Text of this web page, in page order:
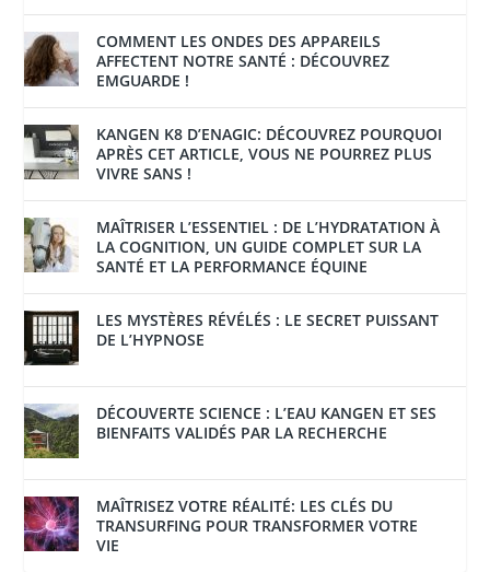
COMMENT LES ONDES DES APPAREILS
AFFECTENT NOTRE SANTÉ : DÉCOUVREZ
EMGUARDE !
KANGEN K8 D’ENAGIC: DÉCOUVREZ POURQUOI
APRÈS CET ARTICLE, VOUS NE POURREZ PLUS
VIVRE SANS !
MAÎTRISER L’ESSENTIEL : DE L’HYDRATATION À
LA COGNITION, UN GUIDE COMPLET SUR LA
SANTÉ ET LA PERFORMANCE ÉQUINE
LES MYSTÈRES RÉVÉLÉS : LE SECRET PUISSANT
DE L’HYPNOSE
DÉCOUVERTE SCIENCE : L’EAU KANGEN ET SES
BIENFAITS VALIDÉS PAR LA RECHERCHE
MAÎTRISEZ VOTRE RÉALITÉ: LES CLÉS DU
TRANSURFING POUR TRANSFORMER VOTRE
VIE